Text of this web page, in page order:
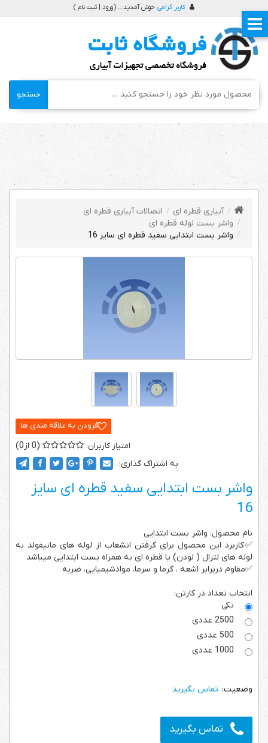
کاربر گرامی خوش آمدید ... (ورود | ثبت نام )
جستجو
آبیاری قطره ای
اتصالات آبیاری قطره ای
واشر بست لوله قطره ای
واشر بست ابتدایی سفید قطره ای سایز 16
0
0
به اشتراک گذاری:
واشر بست ابتدایی سفید قطره ای سایز
16
نام محصول: واشر بست ابتدایی
✅کاربرد این محصول برای گرفتن انشعاب از لوله های مانیفولد به
لوله های لترال ( لودن) یا قطره ای به همراه بست ابتدایی میباشد
✅مقاوم دربرابر اشعه ، گرما و سرما، موادشیمیایی، ضربه
انتخاب تعداد در کارتن:
تکی
تماس بگیرید
تماس بگیرید